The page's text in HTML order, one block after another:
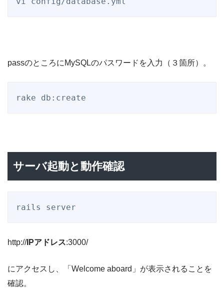
passのところにMySQLのパスワードを入力（３箇所）。
サーバ起動と動作確認
http://IPアドレス:3000/
にアクセスし、「Welcome aboard」が表示されることを
確認。